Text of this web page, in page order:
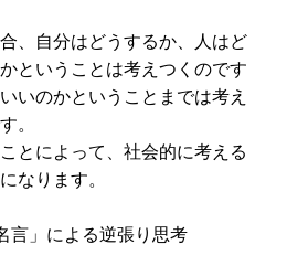
、自分はどうするか、人はど
ということは考えつくのです
いのかということまでは考え
。
とによって、社会的に考える
なります。
言」による逆張り思考